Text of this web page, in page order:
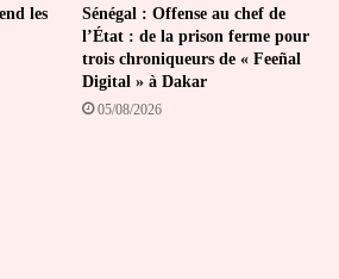
les
Sénégal : Offense au chef de
l’État : de la prison ferme pour
trois chroniqueurs de « Feeñal
Digital » à Dakar
05/08/2026